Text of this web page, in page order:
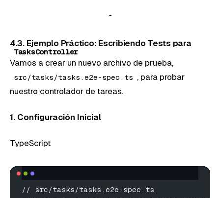
4.3. Ejemplo Práctico: Escribiendo Tests para
TasksController
Vamos a crear un nuevo archivo de prueba,
src/tasks/tasks.e2e-spec.ts , para probar
nuestro controlador de tareas.
1. Configuración Inicial
TypeScript
// src/tasks/tasks.e2e-spec.ts